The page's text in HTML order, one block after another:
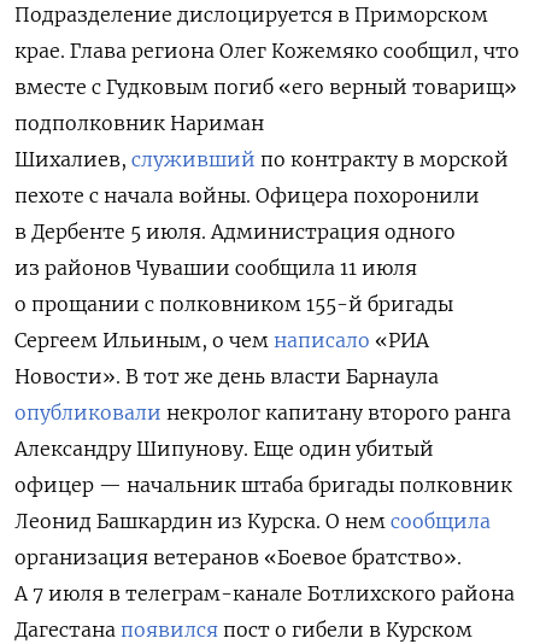
Подразделение дислоцируется в Приморском
крае. Глава региона Олег Кожемяко сообщил, что
вместе с Гудковым погиб «его верный товарищ»
подполковник Нариман
Шихалиев, служивший по контракту в морской
пехоте с начала войны. Офицера похоронили
в Дербенте 5 июля. Администрация одного
из районов Чувашии сообщила 11 июля
о прощании с полковником 155-й бригады
Сергеем Ильиным, о чем написало «РИА
Новости». В тот же день власти Барнаула
опубликовали некролог капитану второго ранга
Александру Шипунову. Еще один убитый
офицер — начальник штаба бригады полковник
Леонид Башкардин из Курска. О нем сообщила
организация ветеранов «Боевое братство».
А 7 июля в телеграм-канале Ботлихского района
Дагестана появился пост о гибели в Курском